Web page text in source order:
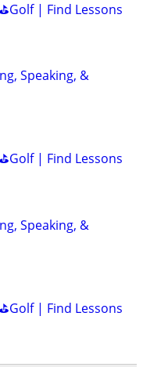
| Find Lessons
Speaking, &
| Find Lessons
Speaking, &
| Find Lessons